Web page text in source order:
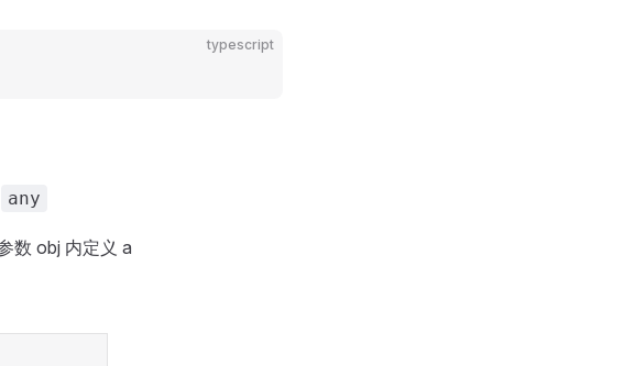
typescript
any
数 obj 内定义 a